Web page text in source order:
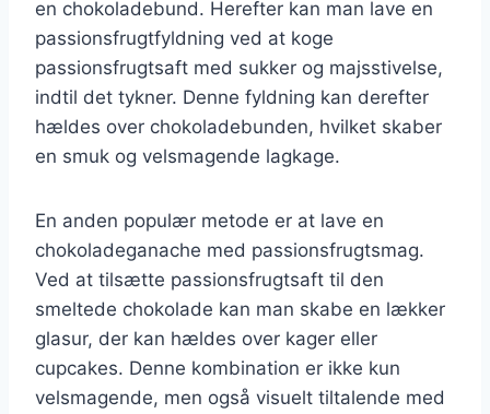
en chokoladebund. Herefter kan man lave en
passionsfrugtfyldning ved at koge
passionsfrugtsaft med sukker og majsstivelse,
indtil det tykner. Denne fyldning kan derefter
hældes over chokoladebunden, hvilket skaber
en smuk og velsmagende lagkage.
En anden populær metode er at lave en
chokoladeganache med passionsfrugtsmag.
Ved at tilsætte passionsfrugtsaft til den
smeltede chokolade kan man skabe en lækker
glasur, der kan hældes over kager eller
cupcakes. Denne kombination er ikke kun
velsmagende, men også visuelt tiltalende med